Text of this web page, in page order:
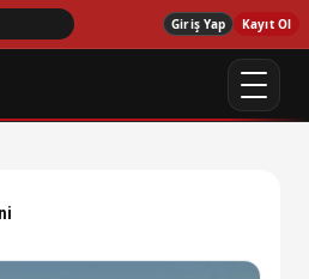
Giriş Yap Kayıt Ol